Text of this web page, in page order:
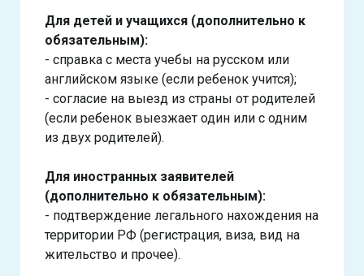
Для детей и учащихся (дополнительно к
обязательным):
- справка с места учебы на русском или
английском языке (если ребенок учится);
- согласие на выезд из страны от родителей
(если ребенок выезжает один или с одним
из двух родителей).
Для иностранных заявителей
(дополнительно к обязательным):
- подтверждение легального нахождения на
территории РФ (регистрация, виза, вид на
жительство и прочее).